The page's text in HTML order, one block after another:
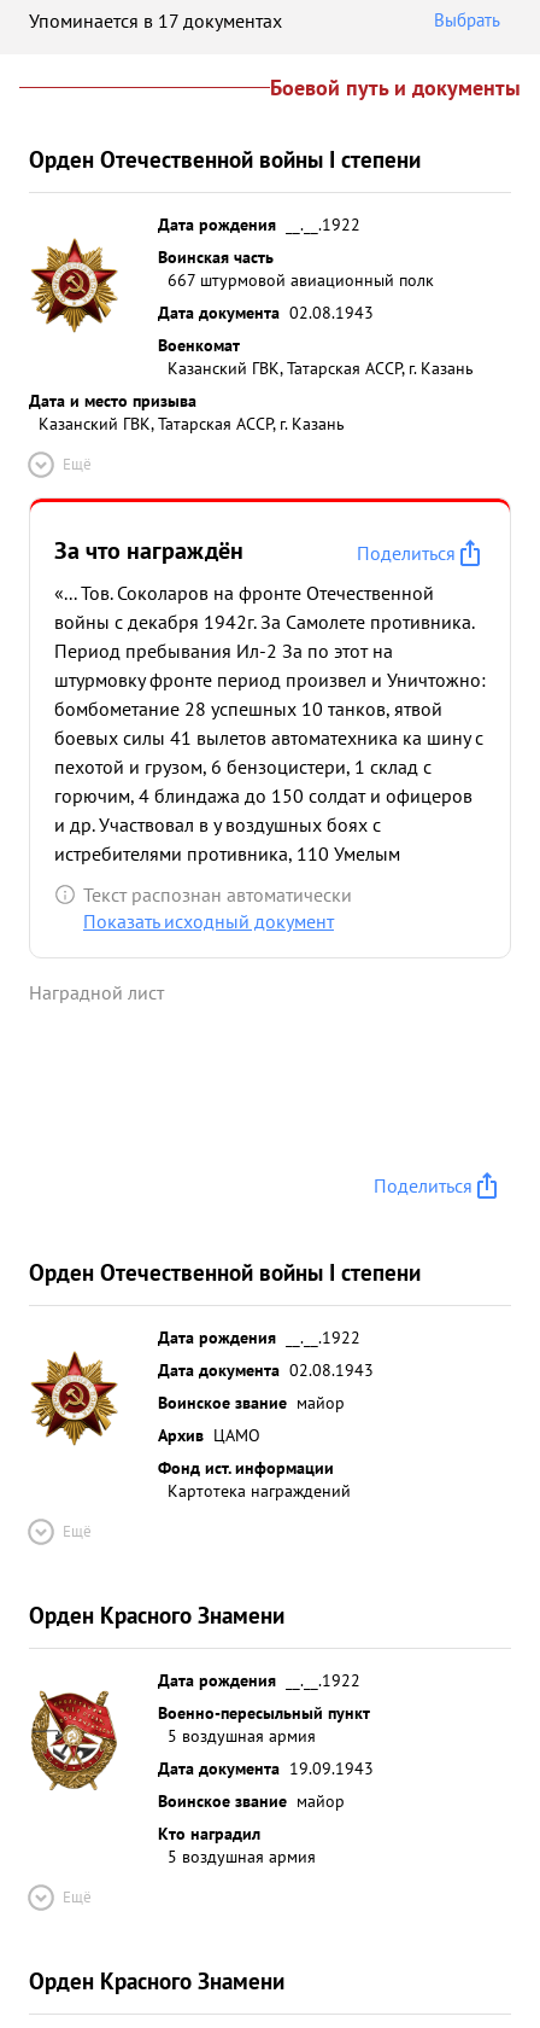
Упоминается в 17 документах Выбрать
Боевой путь и документы
Орден Отечественной войны I степени
Дата рождения
__.__.1922
Воинская часть
667 штурмовой авиационный полк
Дата документа 02.08.1943
Военкомат
Казанский ГВК, Татарская АССР, г. Казань
Дата и место призыва
Казанский ГВК, Татарская АССР, г. Казань
Ещё
За что награждён
Поделиться
«... Тов. Соколаров на фронте Отечественной
войны с декабря 1942г. За Самолете противника.
Период пребывания Ил-2 За по этот на
штурмовку фронте период произвел и Уничтожно:
бомбометание 28 успешных 10 танков, ятвой
боевых силы 41 вылетов автоматехника ка шину с
пехотой и грузом, 6 бензоцистери, 1 склад с
горючим, 4 блиндажа до 150 солдат и офицеров
и др. Участвовал в у воздушных боях с
истребителями противника, 110 Умелым
маневром в сегда выходил из боя. Лотает в людых
метеоусловией Имеет 2 ночных боевых вылета на
в составе группы 6 самолетов ИЛ-2 мл. айте-
овладевший техникой пилотирования, смелый и
делу партии Ленина Сталина и Социалистической
кре крещена Иванамник) ...»
Текст распознан автоматически
Показать исходный документ
Наградной лист
Поделиться
Орден Отечественной войны I степени
Дата рождения
__.__.1922
Дата документа 02.08.1943
Воинское звание майор
Архив ЦАМО
Фонд ист. информации
Картотека награждений
Ещё
Орден Красного Знамени
Дата рождения
__.__.1922
Военно-пересыльный пункт
5 воздушная армия
Дата документа 19.09.1943
Воинское звание майор
Кто наградил
5 воздушная армия
Ещё
Орден Красного Знамени